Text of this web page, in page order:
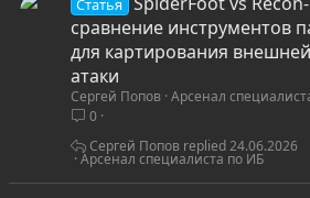
Статья
сравнение инструментов
для картирования
атаки
Сергей Попов Арсенал
0
Арсенал специалиста по ИБ
24.06.2026
Сергей Попов